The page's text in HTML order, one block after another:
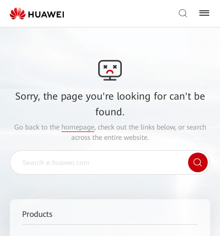
Sorry, the page you're looking for can't be
found.
Go back to the homepage, check out the links below, or search
across the entire website.
Products